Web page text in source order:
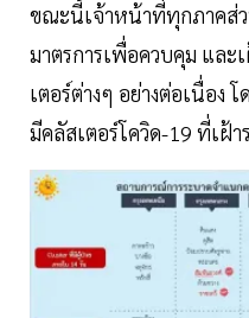
ขณะนี้เจ้าหน้าที่ทุกภาคส่ว
มาตรการเพื่อควบคุม และ
เตอร์ต่างๆ อย่างต่อเนื่อง
มีคลัสเตอร์โควิด-19 ที่เฝ้